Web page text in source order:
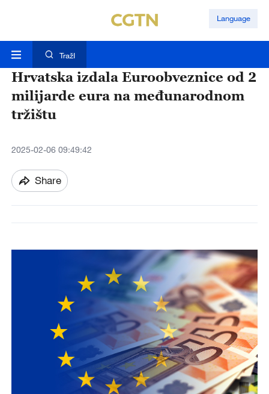
Language
TražI
Hrvatska izdala Euroobveznice od 2
milijarde eura na međunarodnom
tržištu
2025-02-06 09:49:42
Share